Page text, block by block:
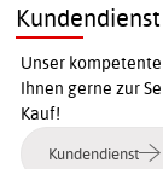
Kundendienst
Unser
Ihnen gerne zur
Kauf!
Kundendienst